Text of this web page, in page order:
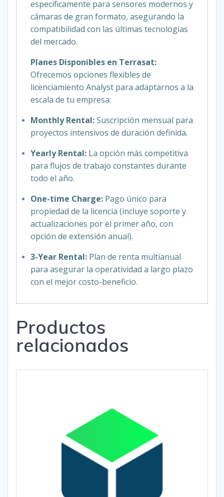
específicamente para sensores modernos y
cámaras de gran formato, asegurando la
compatibilidad con las últimas tecnologías
del mercado.
Planes Disponibles en Terrasat:
Ofrecemos opciones flexibles de
licenciamiento Analyst para adaptarnos a la
escala de tu empresa:
Monthly Rental:Suscripción mensual para
proyectos intensivos de duración definida.
Yearly Rental: La opción más competitiva
para flujos de trabajo constantes durante
todo el año.
One-time Charge: Pago único para
propiedad de la licencia (incluye soporte y
actualizaciones por el primer año, con
opción de extensión anual).
3-Year Rental: Plan de renta multianual
para asegurar la operatividad a largo plazo
con el mejor costo-beneficio.
Productos
relacionados